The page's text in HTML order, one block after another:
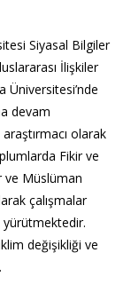
Siyasal Bilgiler
İlişkiler
devam
olarak
Fikir ve
ve Müslüman
çalışmalar
yürütmektedir.
değişikliği ve